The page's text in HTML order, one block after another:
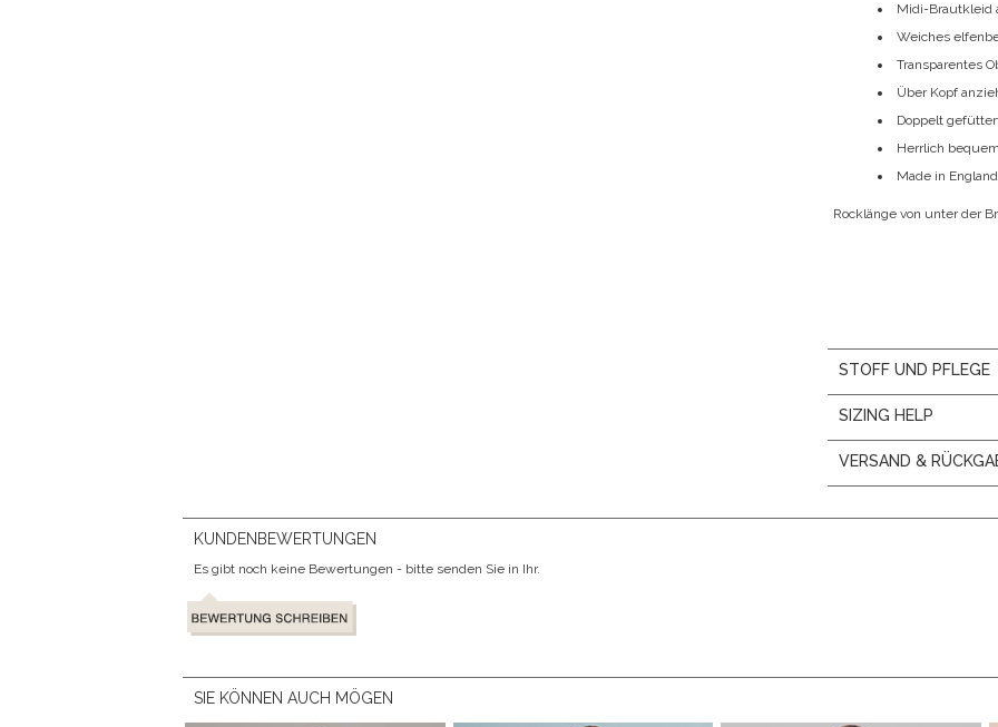
Midi-Brautkleid
Weiches
Transparentes
Über Kopf
Doppelt
Herrlich
Made in England
Rocklänge von unter der
STOFF UND PFLEGE
SIZING HELP
VERSAND &
KUNDENBEWERTUNGEN
Es gibt noch keine Bewertungen - bitte senden Sie in Ihr.
SIE KÖNNEN AUCH MÖGEN